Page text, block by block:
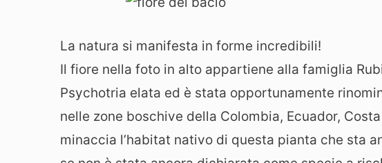
La natura si manifesta in forme incredibili!
Il fiore nella foto in alto appartiene alla famiglia
Psychotria elata ed è stata opportunamente
nelle zone boschive della Colombia, Ecuador,
minaccia l’habitat nativo di questa pianta che sta